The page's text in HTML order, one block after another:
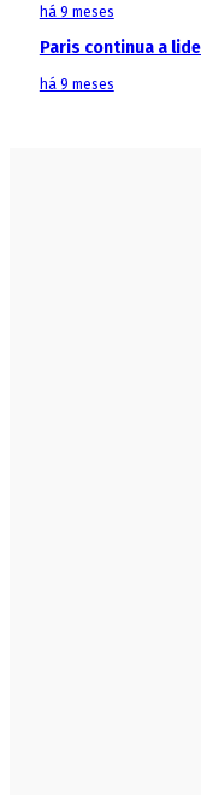
há 9 meses
Paris continua a
há 9 meses